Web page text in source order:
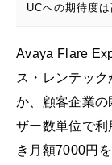
UCへの期待度
Avaya Flare
ス・レンテッ
か、顧客企業の
ザー数単位で
き月額7000円